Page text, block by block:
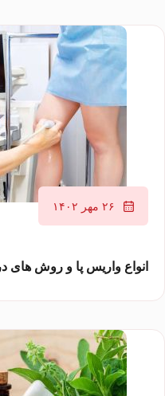
۲۶ مهر ۱۴۰۲
انواع واریس پا و روش های